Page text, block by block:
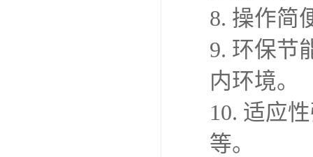
8. 操作简
9. 环保节
内环境。
10. 适应
等。